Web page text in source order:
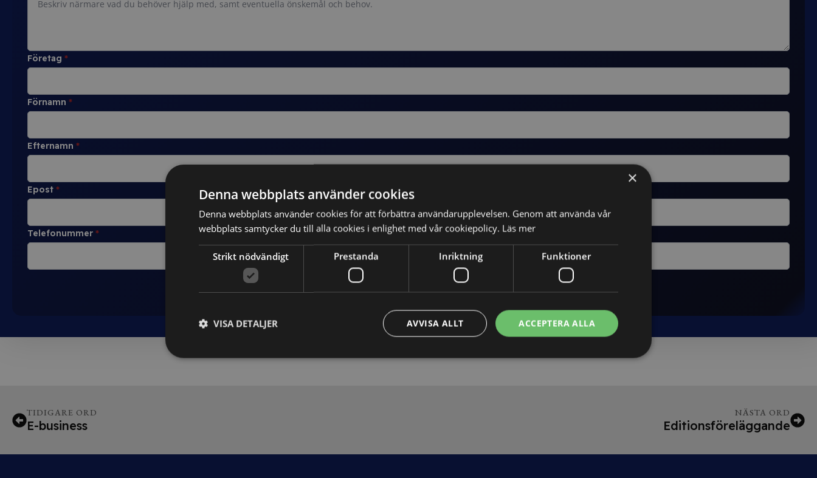
Företag *
Förnamn *
Efternamn *
Epost *
Telefonummer *
TIDIGARE ORD
E-business
NÄSTA ORD
Editionsföreläggande
×
Denna webbplats använder cookies
Denna webbplats använder cookies för att förbättra användarupplevelsen. Genom att använda vår
webbplats samtycker du till alla cookies i enlighet med vår cookiepolicy. Läs mer
Strikt nödvändigt Prestanda Inriktning Funktioner
ACCEPTERA ALLA
AVVISA ALLT
VISA DETALJER